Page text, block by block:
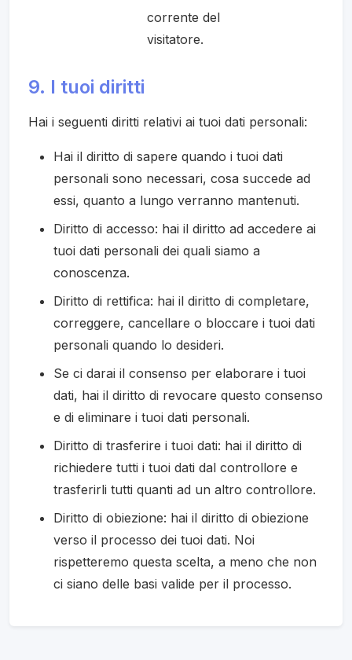
corrente del
visitatore.
9. I tuoi diritti
Hai i seguenti diritti relativi ai tuoi dati personali:
Hai il diritto di sapere quando i tuoi dati
personali sono necessari, cosa succede ad
essi, quanto a lungo verranno mantenuti.
Diritto di accesso: hai il diritto ad accedere ai
tuoi dati personali dei quali siamo a
conoscenza.
Diritto di rettifica: hai il diritto di completare,
correggere, cancellare o bloccare i tuoi dati
personali quando lo desideri.
Se ci darai il consenso per elaborare i tuoi
dati, hai il diritto di revocare questo consenso
e di eliminare i tuoi dati personali.
Diritto di trasferire i tuoi dati: hai il diritto di
richiedere tutti i tuoi dati dal controllore e
trasferirli tutti quanti ad un altro controllore.
Diritto di obiezione: hai il diritto di obiezione
verso il processo dei tuoi dati. Noi
rispetteremo questa scelta, a meno che non
ci siano delle basi valide per il processo.